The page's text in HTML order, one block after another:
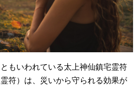
もいわれている太上神仙鎮宅霊符
符）は、災いから守られる効果が